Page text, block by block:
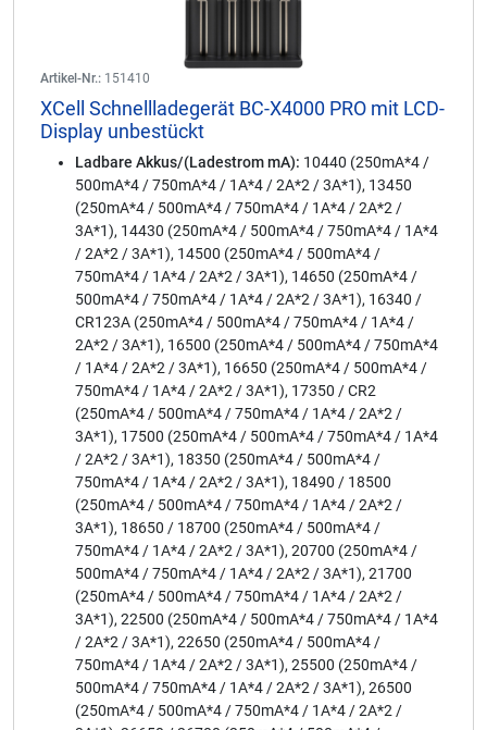
Artikel-Nr.: 151410
XCell Schnellladegerät BC-X4000 PRO mit LCD-
Display unbestückt
Ladbare Akkus/(Ladestrom mA): 10440 (250mA*4 /
500mA*4 / 750mA*4 / 1A*4 / 2A*2 / 3A*1), 13450
(250mA*4 / 500mA*4 / 750mA*4 / 1A*4 / 2A*2 /
3A*1), 14430 (250mA*4 / 500mA*4 / 750mA*4 / 1A*4
/ 2A*2 / 3A*1), 14500 (250mA*4 / 500mA*4 /
750mA*4 / 1A*4 / 2A*2 / 3A*1), 14650 (250mA*4 /
500mA*4 / 750mA*4 / 1A*4 / 2A*2 / 3A*1), 16340 /
CR123A (250mA*4 / 500mA*4 / 750mA*4 / 1A*4 /
2A*2 / 3A*1), 16500 (250mA*4 / 500mA*4 / 750mA*4
/ 1A*4 / 2A*2 / 3A*1), 16650 (250mA*4 / 500mA*4 /
750mA*4 / 1A*4 / 2A*2 / 3A*1), 17350 / CR2
(250mA*4 / 500mA*4 / 750mA*4 / 1A*4 / 2A*2 /
3A*1), 17500 (250mA*4 / 500mA*4 / 750mA*4 / 1A*4
/ 2A*2 / 3A*1), 18350 (250mA*4 / 500mA*4 /
750mA*4 / 1A*4 / 2A*2 / 3A*1), 18490 / 18500
(250mA*4 / 500mA*4 / 750mA*4 / 1A*4 / 2A*2 /
3A*1), 18650 / 18700 (250mA*4 / 500mA*4 /
750mA*4 / 1A*4 / 2A*2 / 3A*1), 20700 (250mA*4 /
500mA*4 / 750mA*4 / 1A*4 / 2A*2 / 3A*1), 21700
(250mA*4 / 500mA*4 / 750mA*4 / 1A*4 / 2A*2 /
3A*1), 22500 (250mA*4 / 500mA*4 / 750mA*4 / 1A*4
/ 2A*2 / 3A*1), 22650 (250mA*4 / 500mA*4 /
750mA*4 / 1A*4 / 2A*2 / 3A*1), 25500 (250mA*4 /
500mA*4 / 750mA*4 / 1A*4 / 2A*2 / 3A*1), 26500
(250mA*4 / 500mA*4 / 750mA*4 / 1A*4 / 2A*2 /